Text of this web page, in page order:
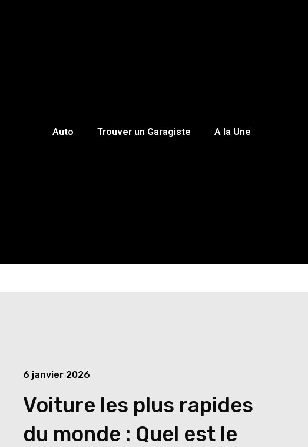
Auto Trouver un Garagiste A la Une
6 janvier 2026
Voiture les plus rapides
du monde : Quel est le